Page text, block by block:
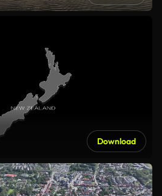
Download